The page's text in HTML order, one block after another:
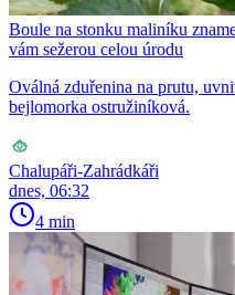
Boule na stonku maliníku
vám sežerou celou úrodu
Oválná zduřenina na prutu,
bejlomorka ostružiníková.
Chalupáři-Zahrádkáři
dnes, 06:32
4 min